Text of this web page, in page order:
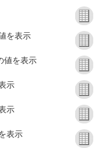
を表示
値を表示
示
示
表示